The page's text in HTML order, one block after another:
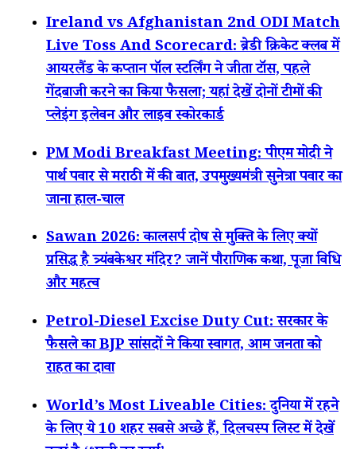
Ireland vs Afghanistan 2nd ODI Match
Live Toss And Scorecard: ब्रेडी क्रिकेट क्लब में
आयरलैंड के कप्तान पॉल स्टर्लिंग ने जीता टॉस, पहले
गेंदबाजी करने का किया फैसला; यहां देखें दोनों टीमों की
प्लेइंग इलेवन और लाइव स्कोरकार्ड
PM Modi Breakfast Meeting: पीएम मोदी ने
पार्थ पवार से मराठी में की बात, उपमुख्यमंत्री सुनेत्रा पवार का
जाना हाल-चाल
Sawan 2026: कालसर्प दोष से मुक्ति के लिए क्यों
प्रसिद्ध है त्र्यंबकेश्वर मंदिर? जानें पौराणिक कथा, पूजा विधि
और महत्व
Petrol-Diesel Excise Duty Cut: सरकार के
फैसले का BJP सांसदों ने किया स्वागत, आम जनता को
राहत का दावा
World’s Most Liveable Cities: दुनिया में रहने
के लिए ये 10 शहर सबसे अच्छे हैं, दिलचस्प लिस्ट में देखें